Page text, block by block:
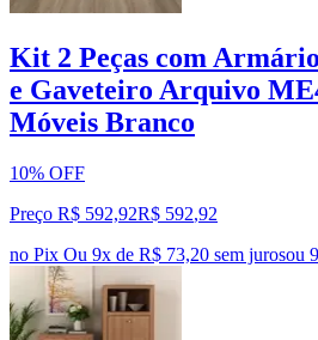
Kit 2 Peças com
e Gaveteiro Arquivo
Móveis Branco
10% OFF
Preço R$ 592,92R$ 592,92
no Pix Ou 9x de R$ 73,20 sem jurosou 9